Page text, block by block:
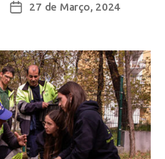
27 de Março, 2024